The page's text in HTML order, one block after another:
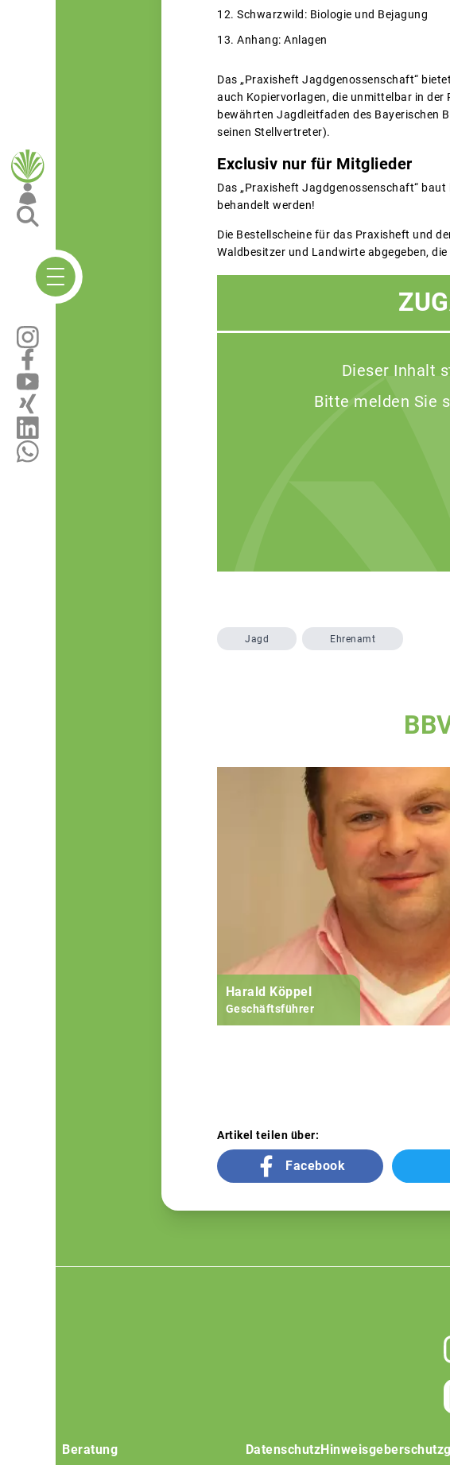
Schwarzwild: Biologie und Bejagung
Anhang: Anlagen
Das „Praxisheft Jagdgenossenschaft“
auch Kopiervorlagen, die unmittelbar in der
bewährten Jagdleitfaden des Bayerischen
seinen Stellvertreter).
Exclusiv nur für Mitglieder
Das „Praxisheft Jagdgenossenschaft“
behandelt werden!
Die Bestellscheine für das Praxisheft und
Waldbesitzer und Landwirte abgegeben,
Dieser Inhalt
Bitte melden Sie
Jagd Ehrenamt
Harald Köppel
Geschäftsführer
Artikel teilen über:
Facebook
Beratung
Datenschutz